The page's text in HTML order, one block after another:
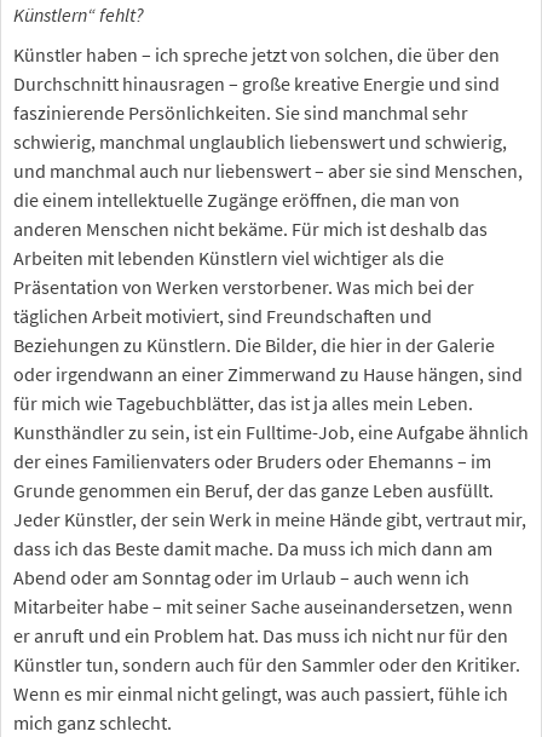
Künstlern“ fehlt?
Künstler haben – ich spreche jetzt von solchen, die über den
Durchschnitt hinausragen – große kreative Energie und sind
faszinierende Persönlichkeiten. Sie sind manchmal sehr
schwierig, manchmal unglaublich liebenswert und schwierig,
und manchmal auch nur liebenswert – aber sie sind Menschen,
die einem intellektuelle Zugänge eröffnen, die man von
anderen Menschen nicht bekäme. Für mich ist deshalb das
Arbeiten mit lebenden Künstlern viel wichtiger als die
Präsentation von Werken verstorbener. Was mich bei der
täglichen Arbeit motiviert, sind Freundschaften und
Beziehungen zu Künstlern. Die Bilder, die hier in der Galerie
oder irgendwann an einer Zimmerwand zu Hause hängen, sind
für mich wie Tagebuchblätter, das ist ja alles mein Leben.
Kunsthändler zu sein, ist ein Fulltime-Job, eine Aufgabe ähnlich
der eines Familienvaters oder Bruders oder Ehemanns – im
Grunde genommen ein Beruf, der das ganze Leben ausfüllt.
Jeder Künstler, der sein Werk in meine Hände gibt, vertraut mir,
dass ich das Beste damit mache. Da muss ich mich dann am
Abend oder am Sonntag oder im Urlaub – auch wenn ich
Mitarbeiter habe – mit seiner Sache auseinandersetzen, wenn
er anruft und ein Problem hat. Das muss ich nicht nur für den
Künstler tun, sondern auch für den Sammler oder den Kritiker.
Wenn es mir einmal nicht gelingt, was auch passiert, fühle ich
mich ganz schlecht.